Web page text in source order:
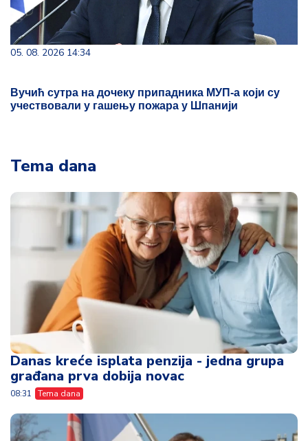
05. 08. 2026 14:34
Вучић сутра на дочеку припадника МУП-а који су
учествовали у гашењу пожара у Шпанији
Tema dana
Danas kreće isplata penzija - jedna grupa
građana prva dobija novac
08:31 Tema dana